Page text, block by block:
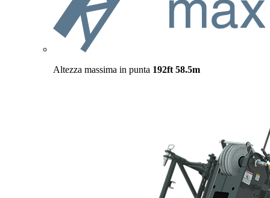
Altezza massima in punta 192ft 58.5m